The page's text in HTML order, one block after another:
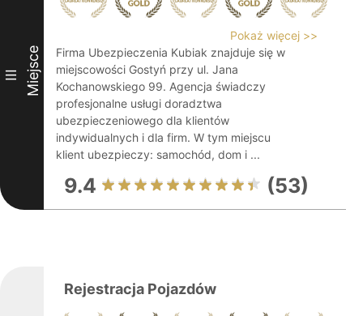
III Miejsce
Pokaż więcej >>
Firma Ubezpieczenia Kubiak znajduje się w
miejscowości Gostyń przy ul. Jana
Kochanowskiego 99. Agencja świadczy
profesjonalne usługi doradztwa
ubezpieczeniowego dla klientów
indywidualnych i dla firm. W tym miejscu
klient ubezpieczy: samochód, dom i ...
9.4 (53)
Rejestracja Pojazdów